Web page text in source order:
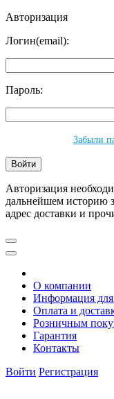
Авторизация
Логин(email):
Пароль:
Забыли
Авторизация
дальнейшем историю
адрес доставки и
О компании
Информация для
Оплата и
Розничным
Гарантия
Контакты
Войти Регистрация